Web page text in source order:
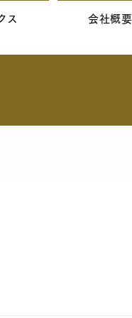
ス 会社概要